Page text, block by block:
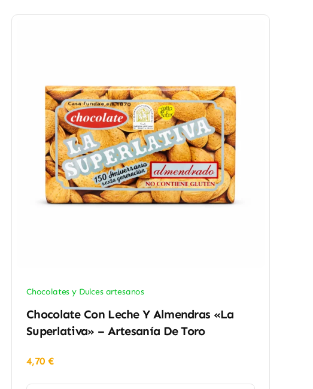
Chocolates y Dulces artesanos
Chocolate Con Leche Y Almendras «La
Superlativa» – Artesanía De Toro
4,70€